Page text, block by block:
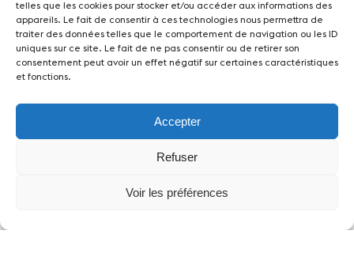
telles que les cookies pour stocker et/ou accéder aux informations des
appareils. Le fait de consentir à ces technologies nous permettra de
traiter des données telles que le comportement de navigation ou les ID
uniques sur ce site. Le fait de ne pas consentir ou de retirer son
consentement peut avoir un effet négatif sur certaines caractéristiques
et fonctions.
Accepter
Refuser
Voir les préférences